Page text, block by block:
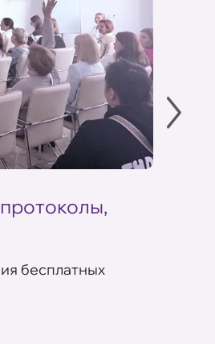
бесплатных